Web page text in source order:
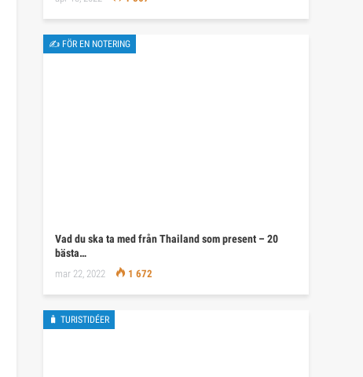
✍ FÖR EN NOTERING
Vad du ska ta med från Thailand som present – 20
bästa…
mar 22, 2022 1 672
🧳 TURISTIDÉER